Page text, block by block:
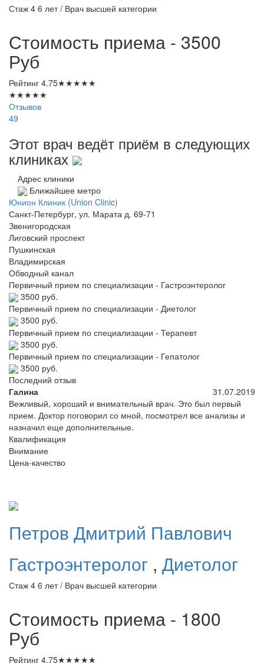
Стаж 4 6 лет / Врач высшей категории
Стоимость приема - 3500
Руб
Рейтинг 4.75★★★★★
★★★★★
Отзывов
49
Этот врач ведёт приём в следующих
клиниках
Адрес клиники
Ближайшее метро
Юнион Клиник (Union Clinic)
Санкт-Петербург, ул. Марата д. 69-71
Звенигородская
Лиговский проспект
Пушкинская
Владимирская
Обводный канал
Первичный прием по специализации - Гастроэнтеролог
3500 руб.
Первичный прием по специализации - Диетолог
3500 руб.
Первичный прием по специализации - Терапевт
3500 руб.
Первичный прием по специализации - Гепатолог
3500 руб.
Последний отзыв
Галина
31.07.2019
Вежливый, хороший и внимательный врач. Это был первый
прием. Доктор поговорил со мной, посмотрел все анализы и
назначил еще дополнительные.
Квалификация
Внимание
Цена-качество
Петров Дмитрий Павлович
Гастроэнтеролог , Диетолог
Стаж 4 6 лет / Врач высшей категории
Стоимость приема - 1800
Руб
Рейтинг 4.75★★★★★